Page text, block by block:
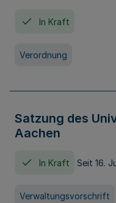
In Kraft
Verordnung
Satzung des
Aachen
In Kraft Seit 16.
Verwaltungsvorschrift